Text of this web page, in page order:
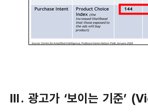
Ⅲ. 광고가 ‘보이는 기준’